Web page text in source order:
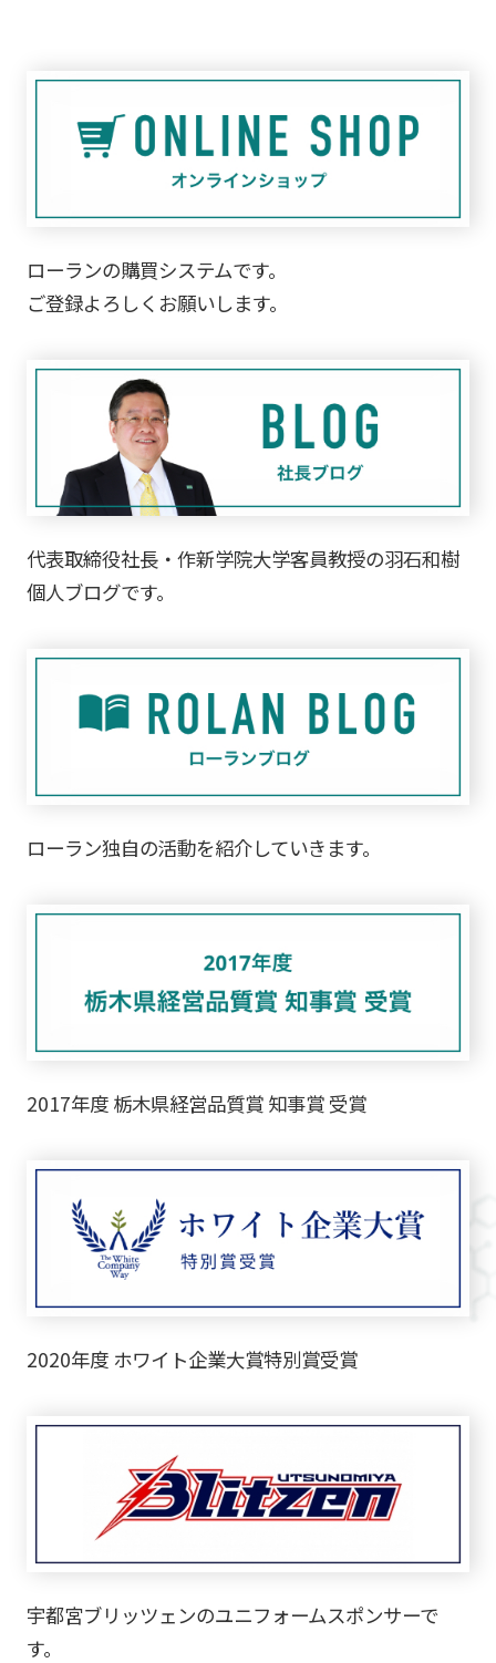
ローランの購買システムです。
ご登録よろしくお願いします。
代表取締役社長・作新学院大学客員教授の羽石和樹
個人ブログです。
ローラン独自の活動を紹介していきます。
2017年度 栃木県経営品質賞 知事賞 受賞
2020年度 ホワイト企業大賞特別賞受賞
宇都宮ブリッツェンのユニフォームスポンサーで
す。